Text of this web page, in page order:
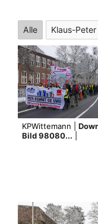
Alle Klaus-
KPWittemann |
Bild 98080...